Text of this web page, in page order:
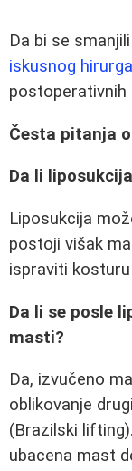
Da bi se
iskusnog hirurga
postoperativnih
Česta pitanja
Da li
Liposukcija
postoji višak
ispraviti
Da li se posle
masti?
Da, izvučeno
oblikovanje
(Brazilski
ubacena mast